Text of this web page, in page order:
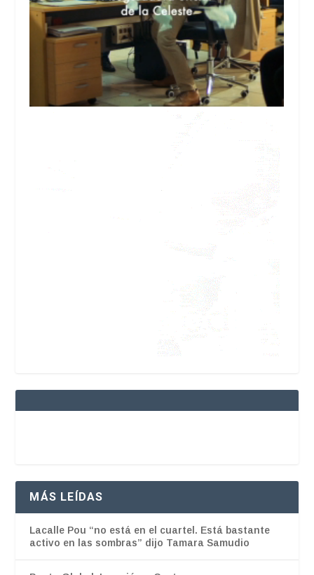
MÁS LEÍDAS
Lacalle Pou “no está en el cuartel. Está bastante
activo en las sombras” dijo Tamara Samudio